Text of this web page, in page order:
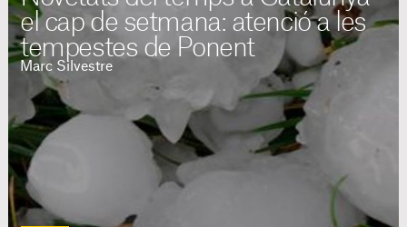
el cap de setmana: atenció a les
tempestes de Ponent
Marc Silvestre